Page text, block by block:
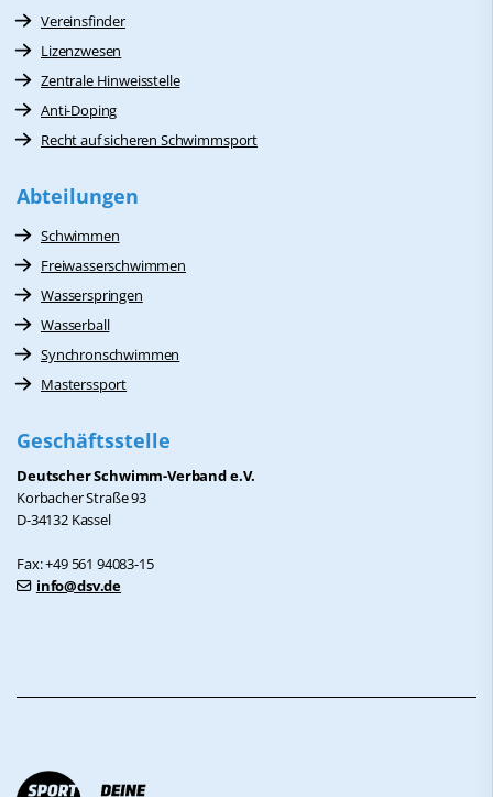
Vereinsfinder
Lizenzwesen
Zentrale Hinweisstelle
Anti-Doping
Recht auf sicheren Schwimmsport
Abteilungen
Schwimmen
Freiwasserschwimmen
Wasserspringen
Wasserball
Synchronschwimmen
Masterssport
Geschäftsstelle
Deutscher Schwimm-Verband e.V.
Korbacher Straße 93
D-34132 Kassel
Fax: +49 561 94083-15
info@dsv.de